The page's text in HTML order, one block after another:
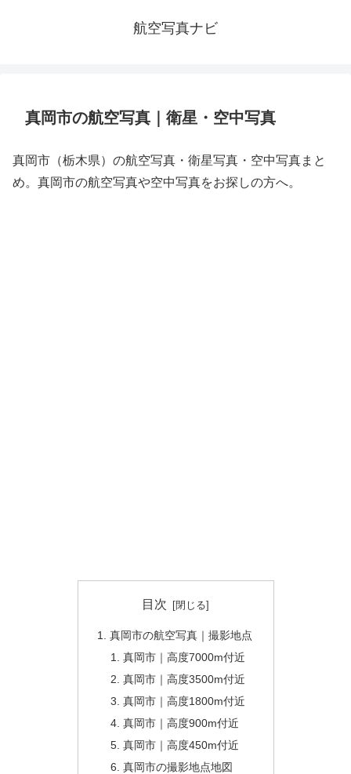
航空写真ナビ
真岡市の航空写真｜衛星・空中写真
真岡市（栃木県）の航空写真・衛星写真・空中写真まと
め。真岡市の航空写真や空中写真をお探しの方へ。
目次
真岡市の航空写真｜撮影地点
真岡市｜高度7000m付近
真岡市｜高度3500m付近
真岡市｜高度1800m付近
真岡市｜高度900m付近
真岡市｜高度450m付近
真岡市の撮影地点地図